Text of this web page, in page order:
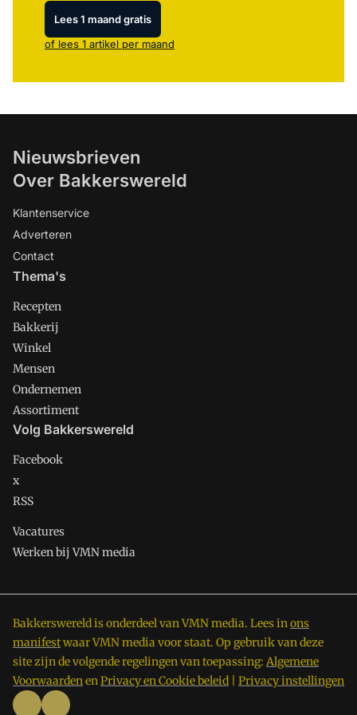
Lees 1 maand gratis
of lees 1 artikel per maand
Nieuwsbrieven
Over Bakkerswereld
Klantenservice
Adverteren
Contact
Thema's
Recepten
Bakkerij
Winkel
Mensen
Ondernemen
Assortiment
Volg Bakkerswereld
Facebook
x
RSS
Vacatures
Werken bij VMN media
Bakkerswereld is onderdeel van VMN media. Lees inons
manifestwaar VMN media voor staat. Op gebruik van deze
site zijn de volgende regelingen van toepassing: Algemene
VoorwaardenenPrivacy en Cookie beleid Privacy instellingen